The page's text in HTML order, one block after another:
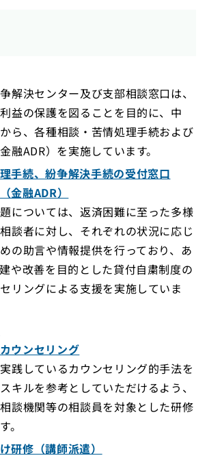
解決センター及び支部相談窓口は、
益の保護を図ることを目的に、中
ら、各種相談・苦情処理手続および
融ADR）を実施しています。
手続、紛争解決手続の受付窓口
金融ADR）
については、返済困難に至った多様
談者に対し、それぞれの状況に応じ
の助言や情報提供を行っており、あ
や改善を目的とした貸付自粛制度の
リングによる支援を実施していま
ウンセリング
践しているカウンセリング的手法を
キルを参考としていただけるよう、
談機関等の相談員を対象とした研修
。
研修（講師派遣）